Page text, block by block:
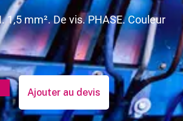
1,5 mm². De vis. PHASE. Couleur
Ajouter au devis